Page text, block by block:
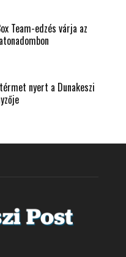
Team-edzés várja az
nyert a Dunakeszi